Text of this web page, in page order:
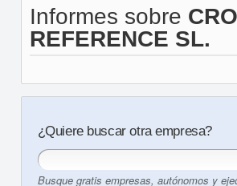
Informes sobre
REFERENCE SL.
¿Quiere buscar otra empresa?
Busque gratis empresas, autónomos y